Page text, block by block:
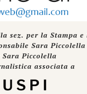
per la Stampa
Sara Piccolella
Sara Piccolella
associata a